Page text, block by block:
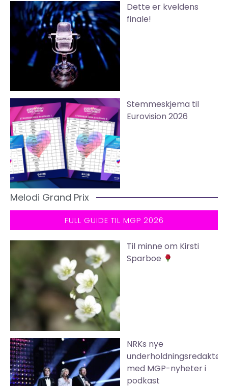
Dette er kveldens
finale!
Stemmeskjema til
Eurovision 2026
Melodi Grand Prix
FULL GUIDE TIL MGP 2026
Til minne om Kirsti
Sparboe
NRKs nye
underholdningsredaktør
med MGP-nyheter i
podkast